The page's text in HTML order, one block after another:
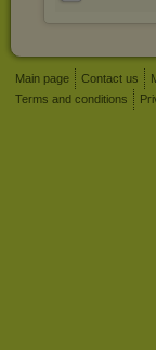
Main page Contact us
Terms and conditions